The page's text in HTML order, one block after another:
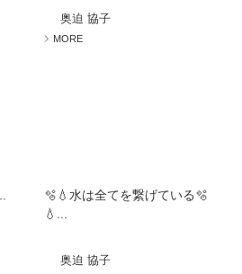
奥迫 協子
MORE
🫧💧水は全てを繋げている🫧
💧...
奥迫 協子